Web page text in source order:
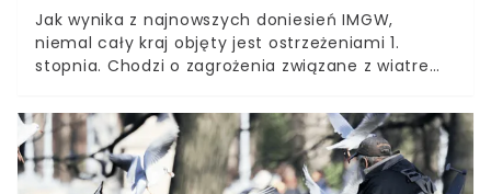
Jak wynika z najnowszych doniesień IMGW,
niemal cały kraj objęty jest ostrzeżeniami 1.
stopnia. Chodzi o zagrożenia związane z wiatrem.
sięgać do 85 km na godzinę. IMGW podał
szczegółowe informacje o pogodzie w
nadchodzących godzinach.